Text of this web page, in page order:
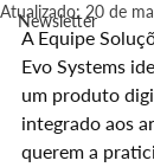
Newsletter
Atualizado: 20 de
A Equipe
Evo Systems
um produto
integrado aos
querem a